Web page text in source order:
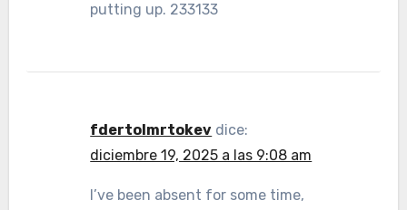
putting up. 233133
fdertolmrtokev dice:
diciembre 19, 2025 a las 9:08 am
I’ve been absent for some time,